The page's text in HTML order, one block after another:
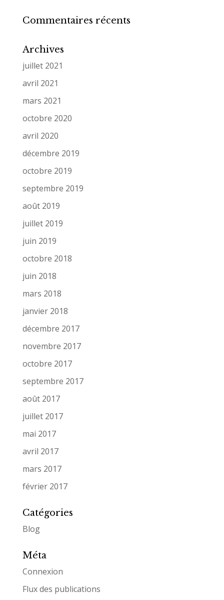
Commentaires récents
Archives
juillet 2021
avril 2021
mars 2021
octobre 2020
avril 2020
décembre 2019
octobre 2019
septembre 2019
août 2019
juillet 2019
juin 2019
octobre 2018
juin 2018
mars 2018
janvier 2018
décembre 2017
novembre 2017
octobre 2017
septembre 2017
août 2017
juillet 2017
mai 2017
avril 2017
mars 2017
février 2017
Catégories
Blog
Méta
Connexion
Flux des publications